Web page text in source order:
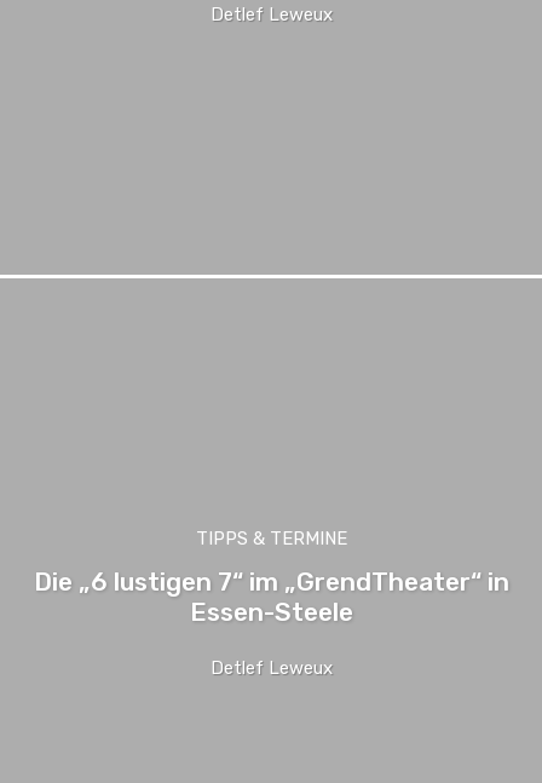
Detlef Leweux
TIPPS & TERMINE
Die „6 lustigen 7“ im „GrendTheater“ in
Essen-Steele
Detlef Leweux